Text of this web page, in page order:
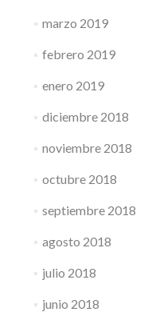
marzo 2019
febrero 2019
enero 2019
diciembre 2018
noviembre 2018
octubre 2018
septiembre 2018
agosto 2018
julio 2018
junio 2018